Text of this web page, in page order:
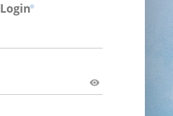
Login